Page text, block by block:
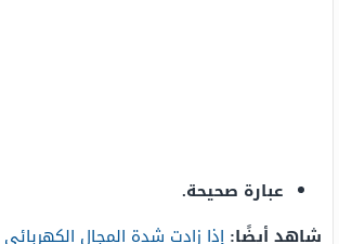
عبارة صحيحة.
شاهد أيضًا: إذا زادت شدة المجال